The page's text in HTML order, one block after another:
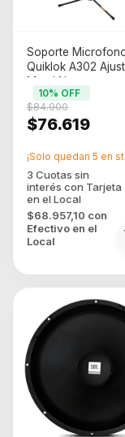
Soporte
Quiklok A302
Metal Negro
$76.619
$84.900
10% OFF
$68.957,10 con
Efectivo en el
Local
¡Solo quedan 5 en